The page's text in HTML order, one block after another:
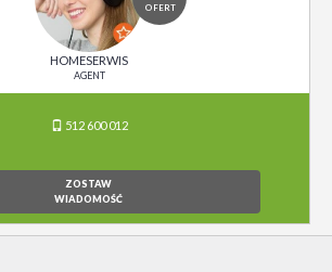
OFERT
HOMESERWIS
AGENT
512 600 012
ZOSTAW
WIADOMOŚĆ